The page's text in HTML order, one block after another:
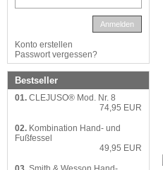
Anmelden
Konto erstellen
Passwort vergessen?
Bestseller
01. CLEJUSO® Mod. Nr. 8
74,95 EUR
02. Kombination Hand- und
Fußfessel
49,95 EUR